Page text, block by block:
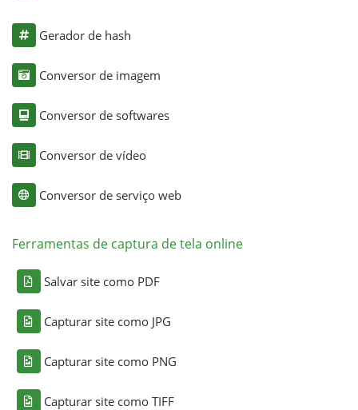
Gerador de hash
Conversor de imagem
Conversor de softwares
Conversor de vídeo
Conversor de serviço web
Ferramentas de captura de tela online
Salvar site como PDF
Capturar site como JPG
Capturar site como PNG
Capturar site como TIFF